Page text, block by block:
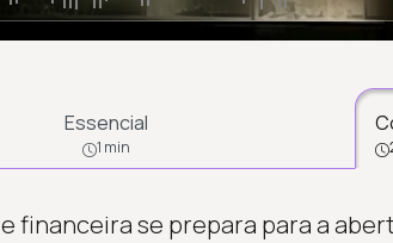
Essencial
1 min
financeira se prepara para a